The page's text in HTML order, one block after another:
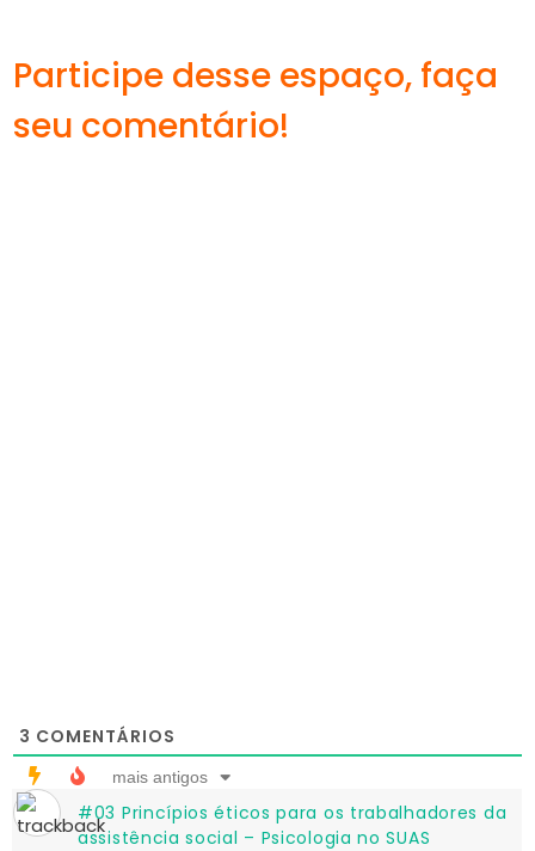
Participe desse espaço, faça
seu comentário!
3 COMENTÁRIOS
mais antigos
#03 Princípios éticos para os trabalhadores da
assistência social – Psicologia no SUAS